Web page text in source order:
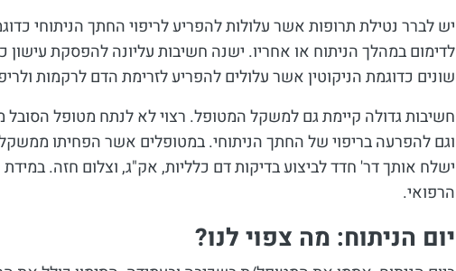
יש לברר נטילת תרופות אשר עלולות להפריע לריפוי החתך הניתוחי
לדימום במהלך הניתוח או אחריו. ישנה חשיבות עליונה להפסקת עישון
שונים כדוגמת הניקוטין אשר עלולים להפריע לזרימת הדם לרקמות
חשיבות גדולה קיימת גם למשקל המטופל. רצוי לא לנתח מטופל
וגם להפרעה בריפוי של החתך הניתוחי. במטופלים אשר הפחיתו
ישלח אותך דר' חדד לביצוע בדיקות דם כלליות, אק"ג, וצלום חזה.
הרפואי.
יום הניתוח: מה צפוי לנו?